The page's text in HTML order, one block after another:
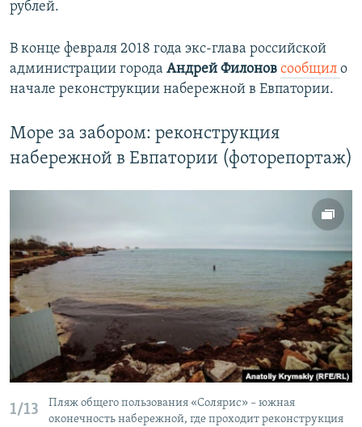
рублей.
В конце февраля 2018 года экс-глава российской
администрации города Андрей Филонов сообщил о
начале реконструкции набережной в Евпатории.
Море за забором: реконструкция
набережной в Евпатории (фоторепортаж)
1/13
Пляж общего пользования «Солярис» – южная
оконечность набережной, где проходит реконструкция